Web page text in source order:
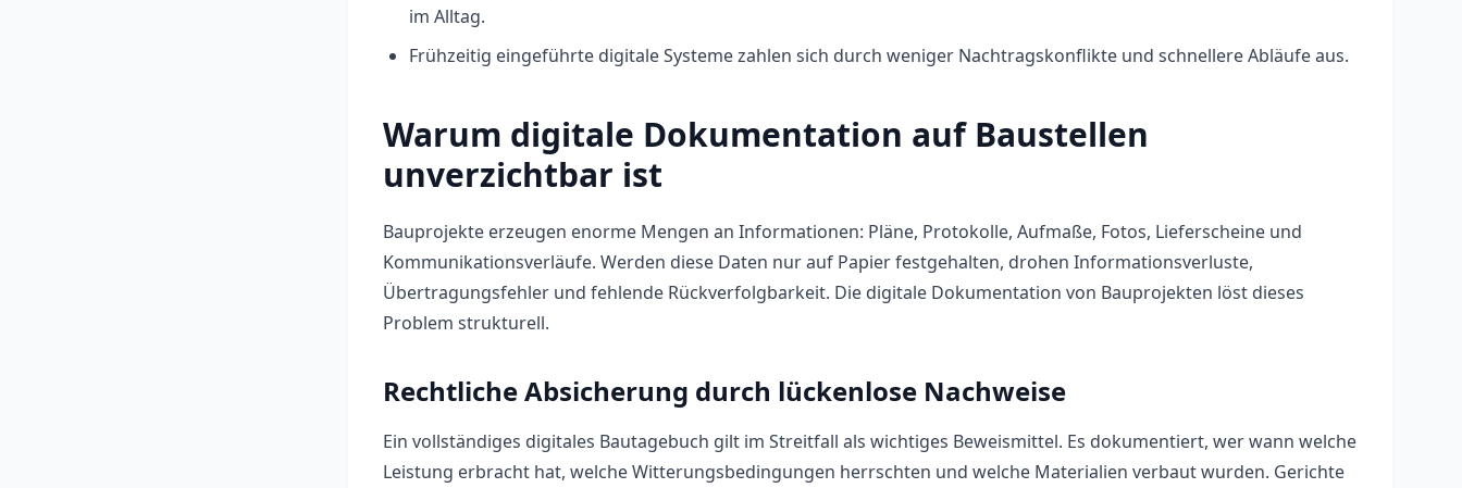
im Alltag.
Frühzeitig eingeführte digitale Systeme zahlen sich durch weniger Nachtragskonflikte und schnellere Abläufe aus.
Warum digitale Dokumentation auf Baustellen
unverzichtbar ist
Bauprojekte erzeugen enorme Mengen an Informationen: Pläne, Protokolle, Aufmaße, Fotos, Lieferscheine und
Kommunikationsverläufe. Werden diese Daten nur auf Papier festgehalten, drohen Informationsverluste,
Übertragungsfehler und fehlende Rückverfolgbarkeit. Die digitale Dokumentation von Bauprojekten löst dieses
Problem strukturell.
Rechtliche Absicherung durch lückenlose Nachweise
Ein vollständiges digitales Bautagebuch gilt im Streitfall als wichtiges Beweismittel. Es dokumentiert, wer wann welche
Leistung erbracht hat, welche Witterungsbedingungen herrschten und welche Materialien verbaut wurden. Gerichte